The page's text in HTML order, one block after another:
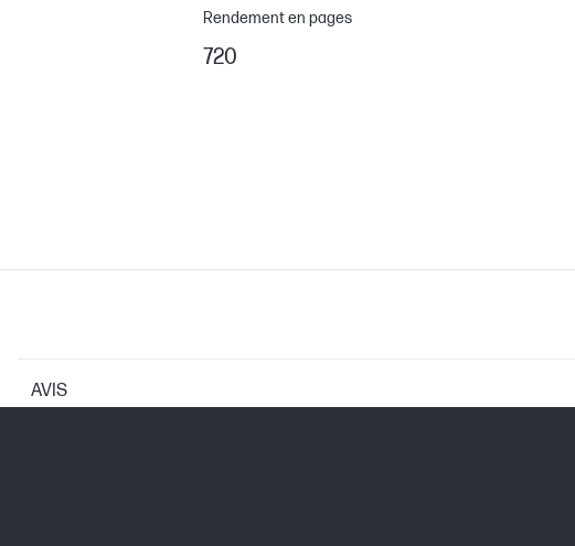
Rendement en pages
720
CARACTÉRISTIQUES DE L'IMPRIMANTE
AVIS